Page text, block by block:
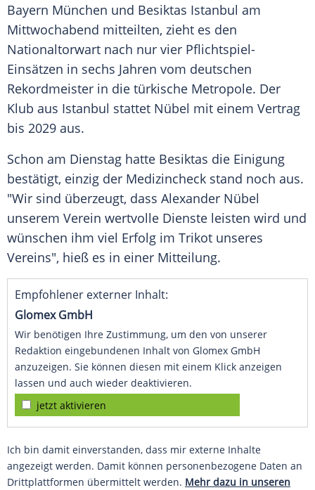
Bayern München und Besiktas Istanbul am
Mittwochabend mitteilten, zieht es den
Nationaltorwart nach nur vier Pflichtspiel-
Einsätzen in sechs Jahren vom deutschen
Rekordmeister in die türkische Metropole. Der
Klub aus Istanbul stattet Nübel mit einem Vertrag
bis 2029 aus.
Schon am Dienstag hatte Besiktas die Einigung
bestätigt, einzig der Medizincheck stand noch aus.
"Wir sind überzeugt, dass Alexander Nübel
unserem Verein wertvolle Dienste leisten wird und
wünschen ihm viel Erfolg im Trikot unseres
Vereins", hieß es in einer Mitteilung.
Empfohlener externer Inhalt:
Glomex GmbH
Wir benötigen Ihre Zustimmung, um den von unserer
Redaktion eingebundenen Inhalt von Glomex GmbH
anzuzeigen. Sie können diesen mit einem Klick anzeigen
lassen und auch wieder deaktivieren.
jetzt aktivieren
Ich bin damit einverstanden, dass mir externe Inhalte
angezeigt werden. Damit können personenbezogene Daten an
Drittplattformen übermittelt werden. Mehr dazu in unseren